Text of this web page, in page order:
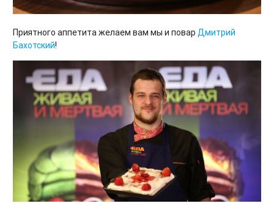
Приятного аппетита желаем вам мы и повар Дмитрий
Бахотский!